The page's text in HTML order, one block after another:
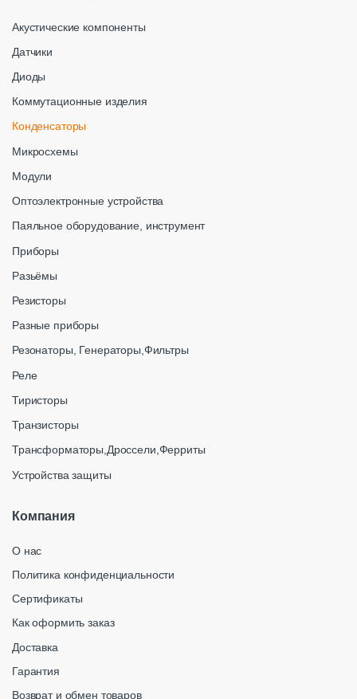
Акустические компоненты
Датчики
Диоды
Коммутационные изделия
Конденсаторы
Микросхемы
Модули
Оптоэлектронные устройства
Паяльное оборудование, инструмент
Приборы
Разьёмы
Резисторы
Разные приборы
Резонаторы, Генераторы,Фильтры
Реле
Тиристоры
Транзисторы
Трансформаторы,Дроссели,Ферриты
Устройства защиты
Компания
О нас
Политика конфиденциальности
Сертификаты
Как оформить заказ
Доставка
Гарантия
Возврат и обмен товаров